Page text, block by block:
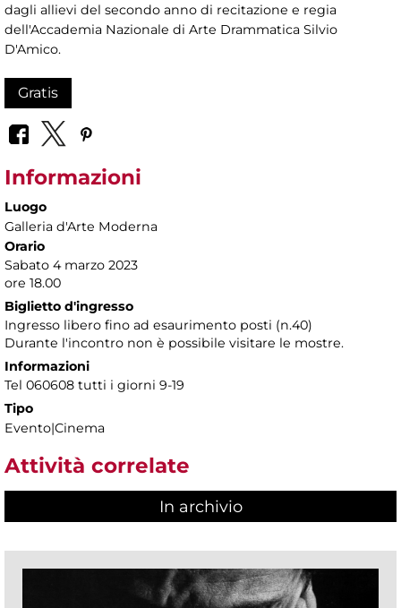
dagli allievi del secondo anno di recitazione e regia
dell'Accademia Nazionale di Arte Drammatica Silvio
D'Amico.
Gratis
Informazioni
Luogo
Galleria d'Arte Moderna
Orario
Sabato 4 marzo 2023
ore 18.00
Biglietto d'ingresso
Ingresso libero fino ad esaurimento posti (n.40)
Durante l'incontro non è possibile visitare le mostre.
Informazioni
Tel 060608 tutti i giorni 9-19
Tipo
Evento|Cinema
Attività correlate
In archivio